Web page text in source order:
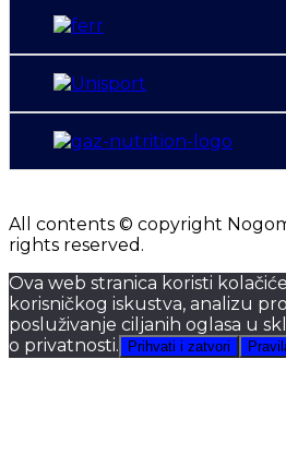
All contents © copyright
rights reserved.
Ova web stranica koristi
korisničkog iskustva, analizu
posluživanje ciljanih oglasa u
o privatnosti.
Prihvati i zatvori